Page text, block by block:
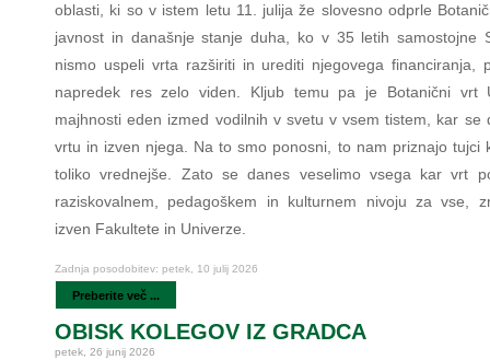
oblasti, ki so v istem letu 11. julija že slovesno odprle
javnost in današnje stanje duha, ko v 35 letih samostojne
nismo uspeli vrta razširiti in urediti njegovega financiranja,
napredek res zelo viden. Kljub temu pa je Botanični vrt
majhnosti eden izmed vodilnih v svetu v vsem tistem, kar se
vrtu in izven njega. Na to smo ponosni, to nam priznajo tujci
toliko vrednejše. Zato se danes veselimo vsega kar vrt
raziskovalnem, pedagoškem in kulturnem nivoju za vse,
izven Fakultete in Univerze.
Zadnja posodobitev: petek, 10 julij 2026
Preberite več ...
OBISK KOLEGOV IZ GRADCA
petek, 26 junij 2026